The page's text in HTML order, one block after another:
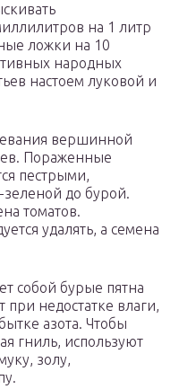
на 1 литр
ложки на 10
народных
настоем луковой и
вершинной
Пораженные
пестрыми,
зеленой до бурой.
томатов.
удалять, а семена
собой бурые пятна
недостатке влаги,
азота. Чтобы
гниль, используют
золу,